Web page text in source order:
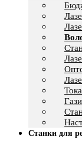
Станки для